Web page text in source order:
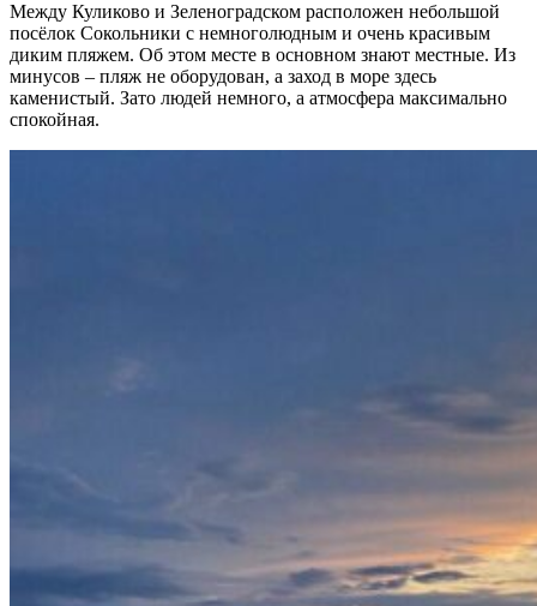
Между Куликово и Зеленоградском расположен небольшой
посёлок Сокольники с немноголюдным и очень красивым
диким пляжем. Об этом месте в основном знают местные. Из
минусов – пляж не оборудован, а заход в море здесь
каменистый. Зато людей немного, а атмосфера максимально
спокойная.